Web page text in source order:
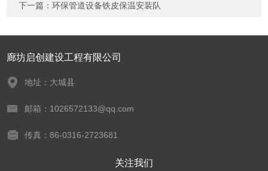
下一篇：环保管道设备铁皮保温安装队
廊坊启创建设工程有限公司
地址：大城县
邮箱：1026572133@qq.com
传真：86-0316-2723681
关注我们